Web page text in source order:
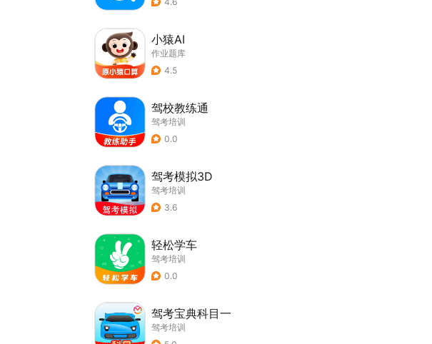
小猿AI
作业题库
4.5
驾校教练通
驾考培训
0.0
驾考模拟3D
驾考培训
3.6
轻松学车
驾考培训
0.0
驾考宝典科目一
驾考培训